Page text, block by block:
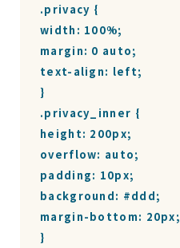
.privacy {
width: 100%;
margin: 0 auto;
text-align: left;
}
.privacy_inner {
height: 200px;
overflow: auto;
padding: 10px;
background: #ddd;
margin-bottom: 20px;
}